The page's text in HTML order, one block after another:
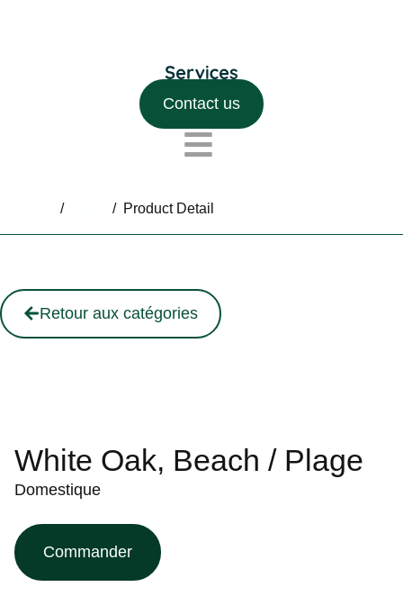
Contact us
/ / Product Detail
Retour aux catégories
White Oak, Beach / Plage
Domestique
Commander